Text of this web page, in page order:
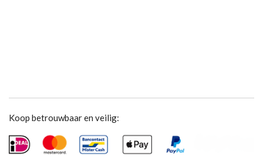
Koop betrouwbaar en veilig: